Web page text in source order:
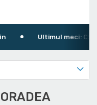
Ultimul meci: CSM